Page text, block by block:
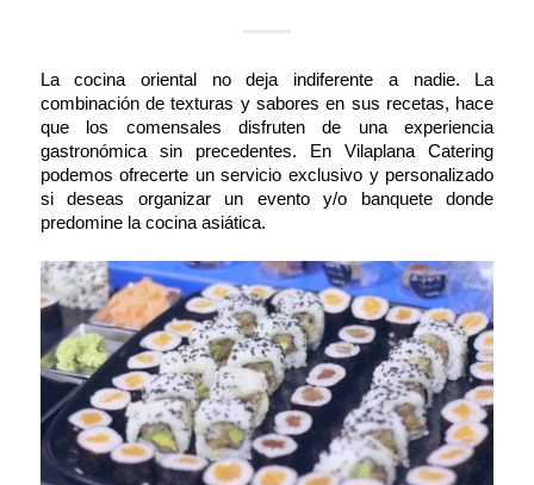
La cocina oriental no deja indiferente a nadie. La
combinación de texturas y sabores en sus recetas, hace
que los comensales disfruten de una experiencia
gastronómica sin precedentes. En Vilaplana Catering
podemos ofrecerte un servicio exclusivo y personalizado
si deseas organizar un evento y/o banquete donde
predomine la cocina asiática.